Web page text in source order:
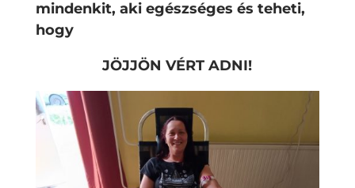
mindenkit, aki egészséges és teheti,
hogy
JÖJJÖN VÉRT ADNI!